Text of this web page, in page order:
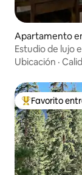
Apartamento
Estudio de lujo
Ubicación ·
Favorito entre
Favorito